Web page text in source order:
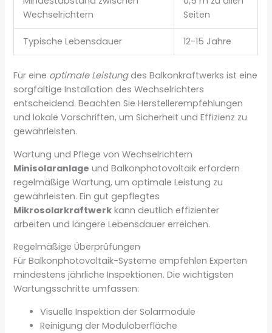
Wechselrichtern
Seiten
Typische Lebensdauer 12-15 Jahre
Für eine optimale Leistungdes Balkonkraftwerks ist eine
sorgfältige Installation des Wechselrichters
entscheidend. Beachten Sie Herstellerempfehlungen
und lokale Vorschriften, um Sicherheit und Effizienz zu
gewährleisten.
Wartung und Pflege von Wechselrichtern
Minisolaranlage und Balkonphotovoltaik erfordern
regelmäßige Wartung, um optimale Leistung zu
gewährleisten. Ein gut gepflegtes
Mikrosolarkraftwerk kann deutlich effizienter
arbeiten und längere Lebensdauer erreichen.
Regelmäßige Überprüfungen
Für Balkonphotovoltaik-Systeme empfehlen Experten
mindestens jährliche Inspektionen. Die wichtigsten
Wartungsschritte umfassen:
Visuelle Inspektion der Solarmodule
Reinigung der Moduloberfläche